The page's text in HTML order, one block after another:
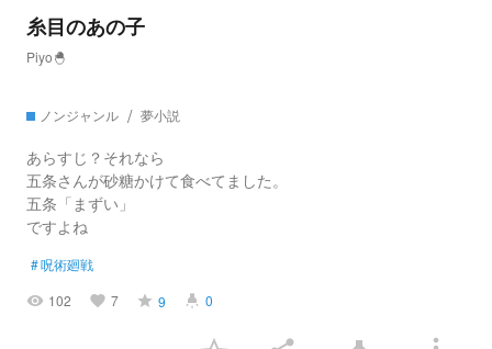
糸目のあの子
Piyo🐣
ノンジャンル 夢小説
あらすじ？それなら
五条さんが砂糖かけて食べてました。
五条「まずい」
ですよね
#呪術廻戦
visibility 102 favorite 7 grade 9 highlight 0